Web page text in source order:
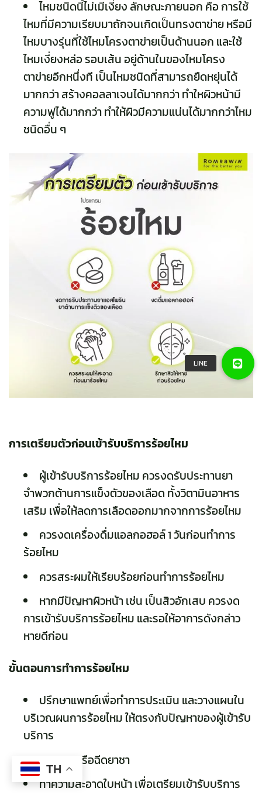
ไหมชนิดนี้ไม่เมีเงี่ยง ลักษณะภายนอก คือ การใช้
ไหมที่มีความเรียบมาถักจนเกิดเป็นทรงตาข่าย หรือมี
ไหมบางรุ่นที่ใช้ไหมโครงตาข่ายเป็นด้านนอก และใช้
ไหมเงี่ยงหล่อ รอบเส้น อยู่ด้านในของไหมโครง
ตาข่ายอีกหนึ่งที เป็นไหมชนิดที่สามารถยืดหยุ่นได้
มากกว่า สร้างคอลลาเจนได้มากกว่า ทำใหผิวหน้ามี
ความฟูได้มากกว่า ทำให้ผิวมีความแน่นได้มากกว่าไหม
ชนิดอื่น ๆ
การเตรียมตัวก่อนเข้ารับบริการร้อยไหม
ผู้เข้ารับบริการร้อยไหม ควรงดรับประทานยา
จำพวกต้านการแข็งตัวของเลือด ทั้งวิตามินอาหาร
เสริม เพื่อให้ลดการเลือดออกมากจากการร้อยไหม
ควรงดเครื่องดื่มแอลกอฮอล์ 1 วันก่อนทำการ
ร้อยไหม
ควรสระผมให้เรียบร้อยก่อนทำการร้อยไหม
หากมีปัญหาผิวหน้า เช่น เป็นสิวอักเสบ ควรงด
การเข้ารับบริการร้อยไหม และรอให้อาการดังกล่าว
หายดีก่อน
ขั้นตอนการทำการร้อยไหม
ปรึกษาแพทย์เพื่อทำการประเมิน และวางแผนใน
บริเวณผนการร้อยไหม ให้ตรงกับปัญหาของผู้เข้ารับ
บริการ
ทายาชา หรือฉีดยาชา
ทำความสะอาดใบหน้า เพื่อเตรียมเข้ารับบริการ
TH